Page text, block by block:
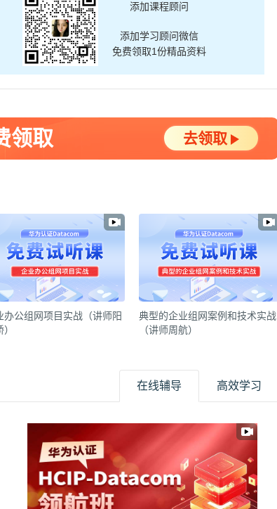
添加课程顾问
添加学习顾问微信
免费领取1份精品资料
领取 去领取
办公组网项目实战（讲师阳
典型的企业组网案例和技术实战
（讲师周航）
在线辅导 高效学习